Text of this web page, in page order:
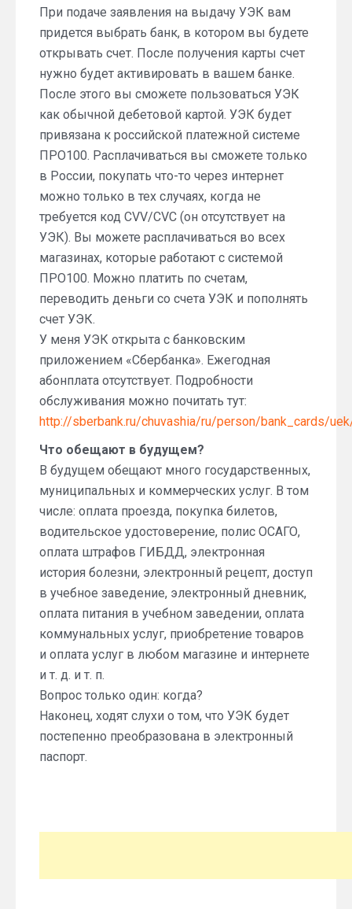
При подаче заявления на выдачу УЭК вам
придется выбрать банк, в котором вы будете
открывать счет. После получения карты счет
нужно будет активировать в вашем банке.
После этого вы сможете пользоваться УЭК
как обычной дебетовой картой. УЭК будет
привязана к российской платежной системе
ПРО100. Расплачиваться вы сможете только
в России, покупать что-то через интернет
можно только в тех случаях, когда не
требуется код CVV/CVC (он отсутствует на
УЭК). Вы можете расплачиваться во всех
магазинах, которые работают с системой
ПРО100. Можно платить по счетам,
переводить деньги со счета УЭК и пополнять
счет УЭК.
У меня УЭК открыта с банковским
приложением «Сбербанка». Ежегодная
абонплата отсутствует. Подробности
обслуживания можно почитать тут:
http://sberbank.ru/chuvashia/ru/person/bank_cards/
Что обещают в будущем?
В будущем обещают много государственных,
муниципальных и коммерческих услуг. В том
числе: оплата проезда, покупка билетов,
водительское удостоверение, полис ОСАГО,
оплата штрафов ГИБДД, электронная
история болезни, электронный рецепт, доступ
в учебное заведение, электронный дневник,
оплата питания в учебном заведении, оплата
коммунальных услуг, приобретение товаров
и оплата услуг в любом магазине и интернете
и т. д. и т. п.
Вопрос только один: когда?
Наконец, ходят слухи о том, что УЭК будет
постепенно преобразована в электронный
паспорт.